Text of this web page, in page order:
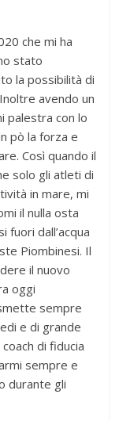
che mi ha
stato
la possibilità di
avendo un
palestra con lo
pò la forza e
Così quando il
solo gli atleti di
in mare, mi
il nulla osta
fuori dall’acqua
Piombinesi. Il
il nuovo
oggi
sempre
e di grande
di fiducia
sempre e
durante gli